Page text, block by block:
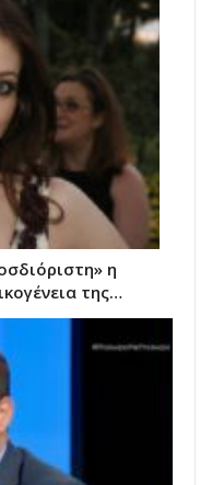
η
της…